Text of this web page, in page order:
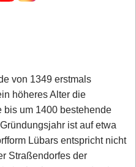
von 1349 erstmals
höheres Alter die
um 1400 bestehende
ist auf etwa
Lübars entspricht nicht
Straßendorfes der